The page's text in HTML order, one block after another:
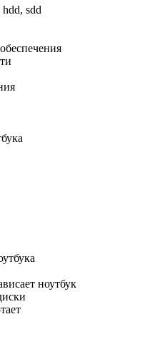
sdd
ноутбук